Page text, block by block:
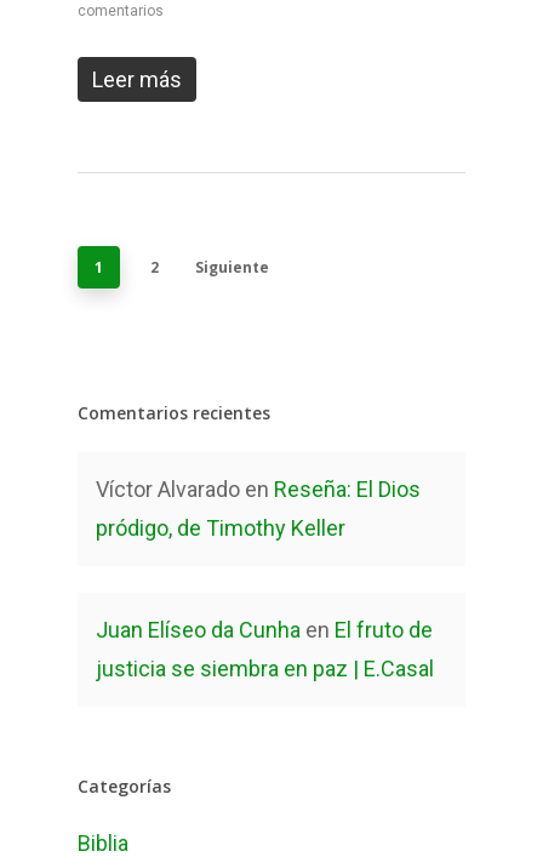
comentarios
Leer más
1 2 Siguiente
Comentarios recientes
Víctor Alvarado en Reseña: El Dios
pródigo, de Timothy Keller
Juan Elíseo da Cunha en El fruto de
justicia se siembra en paz | E.Casal
Categorías
Biblia